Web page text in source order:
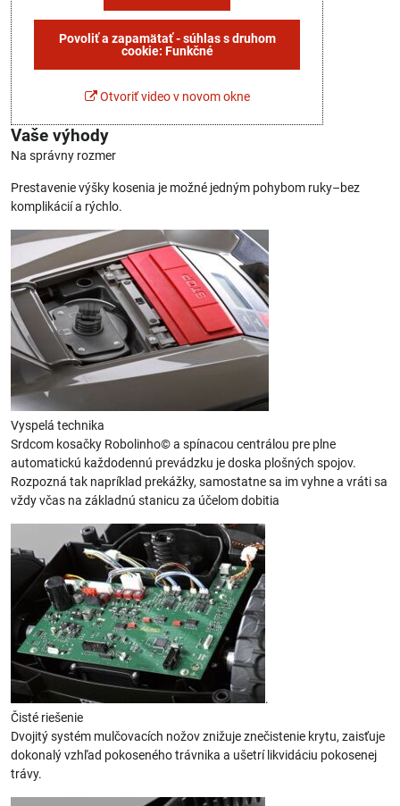
Povoliť a zapamätať - súhlas s druhom
cookie: Funkčné
Otvoriť video v novom okne
Vaše výhody
Na správny rozmer
Prestavenie výšky kosenia je možné jedným pohybom ruky–bez
komplikácií a rýchlo.
Vyspelá technika
Srdcom kosačky Robolinho© a spínacou centrálou pre plne
automatickú každodennú prevádzku je doska plošných spojov.
Rozpozná tak napríklad prekážky, samostatne sa im vyhne a vráti sa
vždy včas na základnú stanicu za účelom dobitia
.
Čisté riešenie
Dvojitý systém mulčovacích nožov znižuje znečistenie krytu, zaisťuje
dokonalý vzhľad pokoseného trávnika a ušetrí likvidáciu pokosenej
trávy.